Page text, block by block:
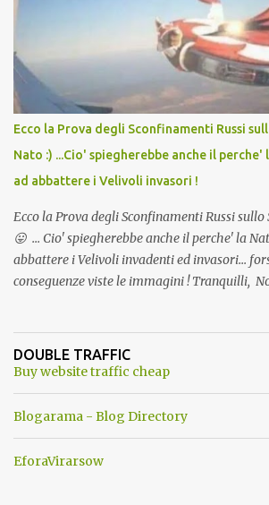
andava bene anche, a Temperatura
l'articolo per NON Dimenticare!
Ecco la Prova degli Sconfinamenti Russi
Nato :) ...Cio' spiegherebbe anche il perche'
ad abbattere i Velivoli invasori !
Ecco la Prova degli Sconfinamenti Russi sullo
😛 ... Cio' spiegherebbe anche il perche' la
abbattere i Velivoli invadenti ed invasori...
conseguenze viste le immagini ! Tranquilli,
ancora una fantasia Nato o forse una "False
una guerra mondiale che difficilmente da
DOUBLE TRAFFIC
Buy website traffic cheap
Blogarama - Blog Directory
EforaVirarsow